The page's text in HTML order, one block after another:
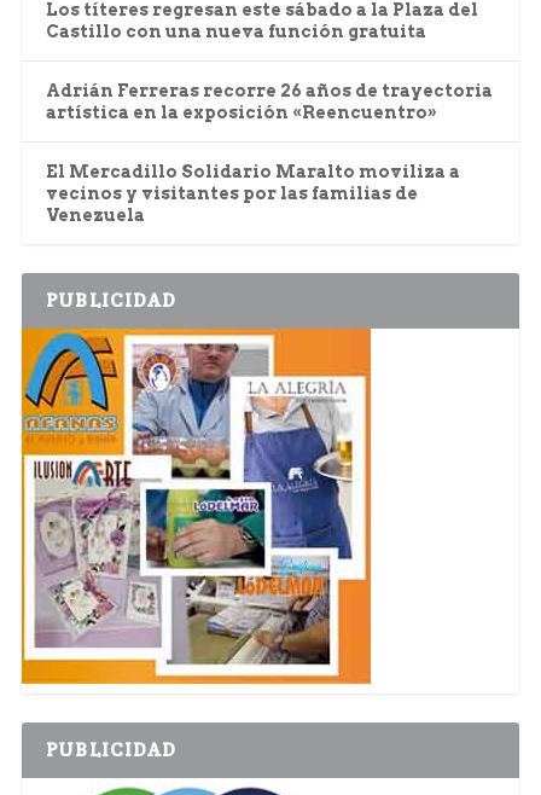
Los títeres regresan este sábado a la Plaza del
Castillo con una nueva función gratuita
Adrián Ferreras recorre 26 años de trayectoria
artística en la exposición «Reencuentro»
El Mercadillo Solidario Maralto moviliza a
vecinos y visitantes por las familias de
Venezuela
PUBLICIDAD
PUBLICIDAD